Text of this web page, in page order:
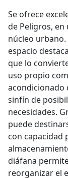
Se ofrece
de Peligros,
núcleo urbano.
espacio
que lo
uso propio
acondicionado
sinfín de
necesidades.
puede
con capacidad
diáfana
reorganizar el